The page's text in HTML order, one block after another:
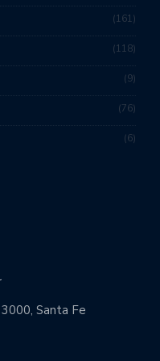
161
118
9
76
6
Santa Fe